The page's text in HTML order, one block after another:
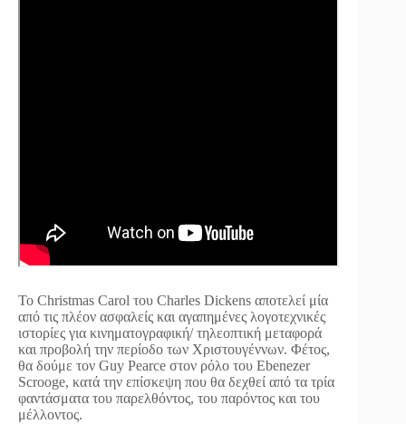
Το Christmas Carol του Charles Dickens αποτελεί μία
από τις πλέον ασφαλείς και αγαπημένες λογοτεχνικές
ιστορίες για κινηματογραφική/ τηλεοπτική μεταφορά
και προβολή την περίοδο των Χριστουγέννων. Φέτος,
θα δούμε τον Guy Pearce στον ρόλο του Ebenezer
Scrooge, κατά την επίσκεψη που θα δεχθεί από τα τρία
φαντάσματα του παρελθόντος, του παρόντος και του
μέλλοντος.